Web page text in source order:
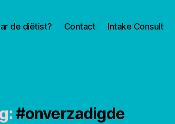
de diëtist? Contact Intake Consult
#onverzadigde